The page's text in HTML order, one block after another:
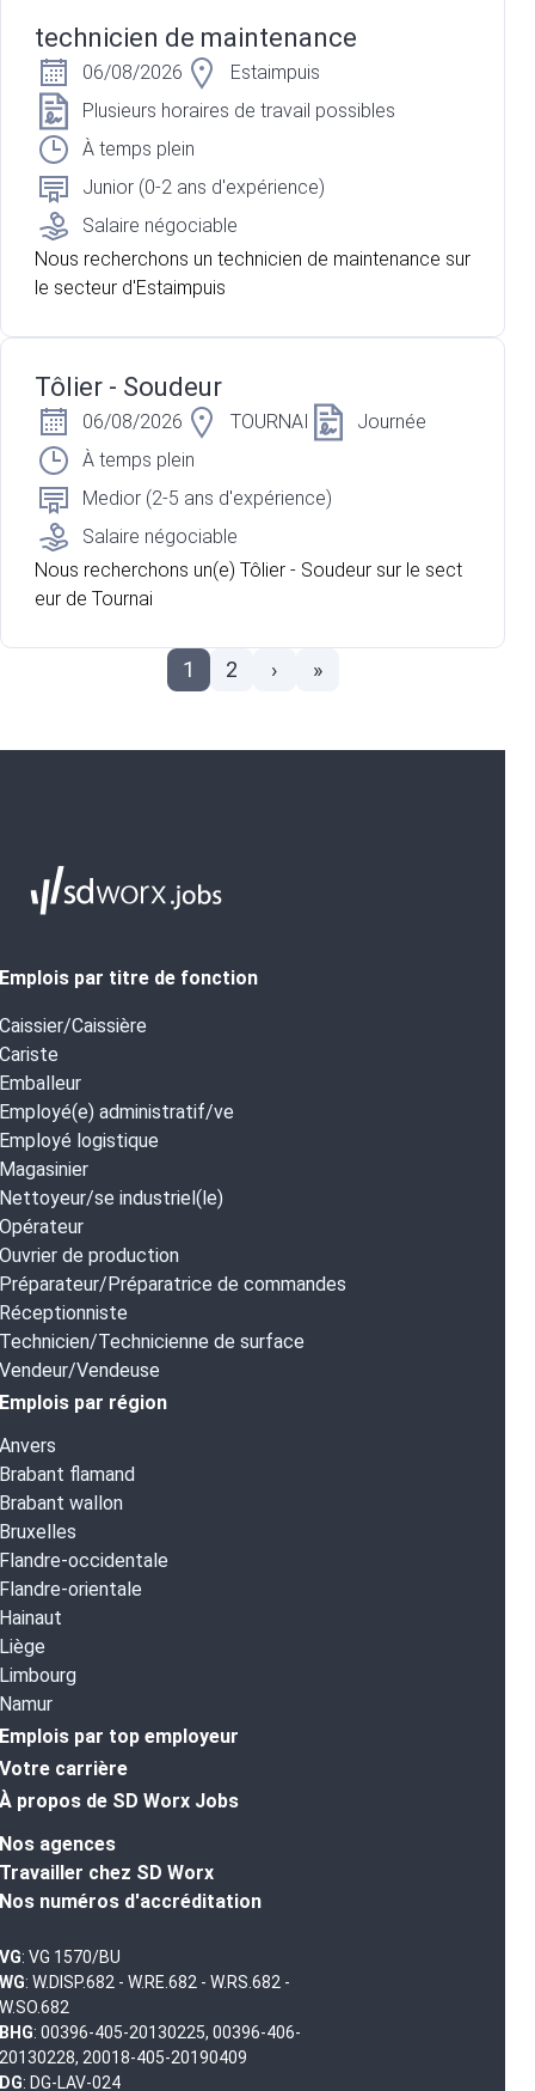
technicien de maintenance
06/08/2026
Estaimpuis
Plusieurs horaires de travail possibles
À temps plein
Junior (0-2 ans d'expérience)
Salaire négociable
Nous recherchons un technicien de maintenance sur
le secteur d'Estaimpuis
Tôlier - Soudeur
06/08/2026 TOURNAI
Journée
À temps plein
Medior (2-5 ans d'expérience)
Salaire négociable
Nous recherchons un(e) Tôlier - Soudeur sur le sect
eur de Tournai
1 2 › »
Emplois par titre de fonction
Caissier/Caissière
Cariste
Emballeur
Employé(e) administratif/ve
Employé logistique
Magasinier
Nettoyeur/se industriel(le)
Opérateur
Ouvrier de production
Préparateur/Préparatrice de commandes
Réceptionniste
Technicien/Technicienne de surface
Vendeur/Vendeuse
Emplois par région
Anvers
Brabant flamand
Brabant wallon
Bruxelles
Flandre-occidentale
Flandre-orientale
Hainaut
Liège
Limbourg
Namur
Emplois par top employeur
Votre carrière
À propos de SD Worx Jobs
Nos agences
Travailler chez SD Worx
Nos numéros d'accréditation
VG: VG 1570/BU
WG: W.DISP.682 - W.RE.682 - W.RS.682 -
W.SO.682
BHG: 00396-405-20130225, 00396-406-
20130228, 20018-405-20190409
DG: DG-LAV-024